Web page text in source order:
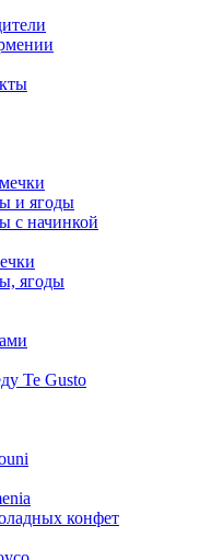
и ягоды
с начинкой
ягоды
Te Gusto
конфет